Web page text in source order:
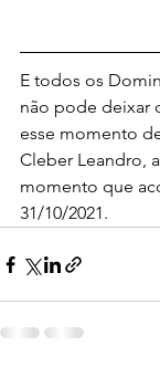
E todos os
não pode deixar
esse momento
Cleber Leandro,
momento que
31/10/2021.